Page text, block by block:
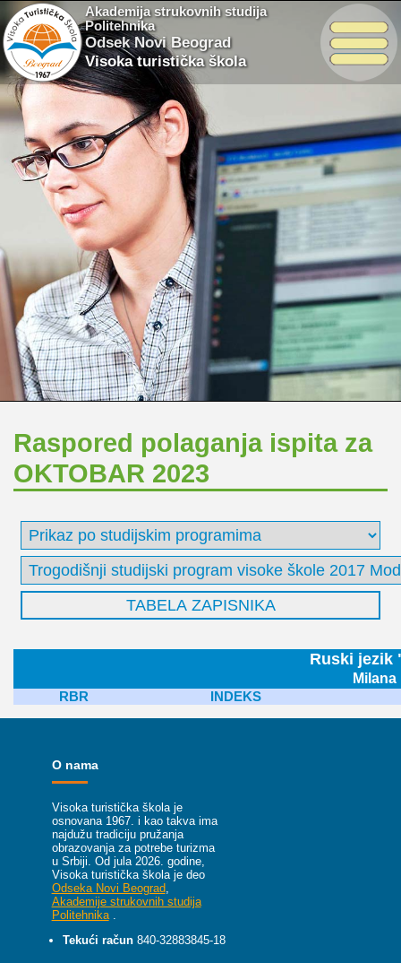
Akademija strukovnih studija
Politehnika
Odsek Novi Beograd
Visoka turistička škola
Raspored polaganja ispita za
OKTOBAR 2023
Ruski jezik
RBR INDEKS
O nama
Visoka turistička škola je
osnovana 1967. i kao takva ima
najdužu tradiciju pružanja
obrazovanja za potrebe turizma
u Srbiji. Od jula 2026. godine,
Visoka turistička škola je deo
Odseka Novi Beograd
Akademije strukovnih studija
Politehnika
Tekući račun 840-32883845-18